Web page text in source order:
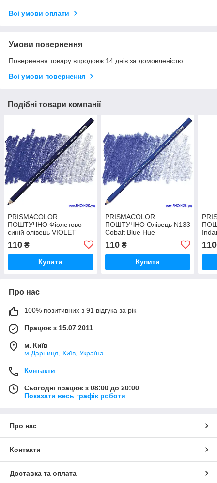
Всі умови оплати
Умови повернення
Повернення товару впродовж 14 днів за домовленістю
Всі умови повернення
Подібні товари компанії
PRISMACOLOR
ПОШТУЧНО Фіолетово
синій олівець VIOLET
110 ₴
Купити
PRISMACOLOR
ПОШТУЧНО Олівець N133
Cobalt Blue Hue
110₴
Купити
110
Про нас
100% позитивних з 91 відгука за рік
Працює з 15.07.2011
м. Київ
м.Дарниця, Київ, Україна
Контакти
Сьогодні працює з 08:00 до 20:00
Показати весь графік роботи
Про нас
Контакти
Доставка та оплата